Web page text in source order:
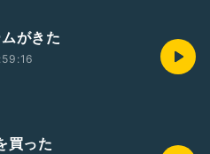
がきた
買った